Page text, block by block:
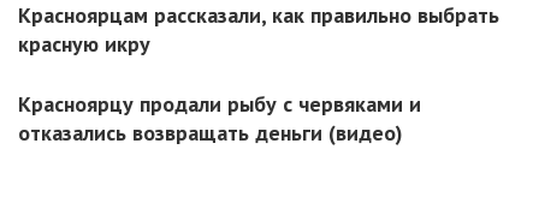
Красноярцам рассказали, как правильно выбрать
красную икру
Красноярцу продали рыбу с червяками и
отказались возвращать деньги (видео)